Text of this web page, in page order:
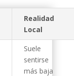
Realidad
Local
Suele
sentirse
más baja